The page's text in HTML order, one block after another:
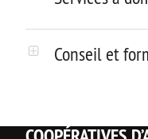
Conseil et